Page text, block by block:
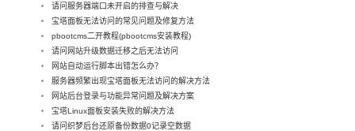
请问服务器端口未开启的排查与解决
宝塔面板无法访问的常见问题及修复方法
pbootcms二开教程(pbootcms安装教程)
请问网站升级数据迁移之后无法访问
网站自动运行脚本出错怎么办？
服务器频繁出现宝塔面板无法访问的解决方法
网站后台登录与功能异常问题及解决方案
宝塔Linux面板安装失败的解决方法
请问织梦后台还原备份数据0记录空数据